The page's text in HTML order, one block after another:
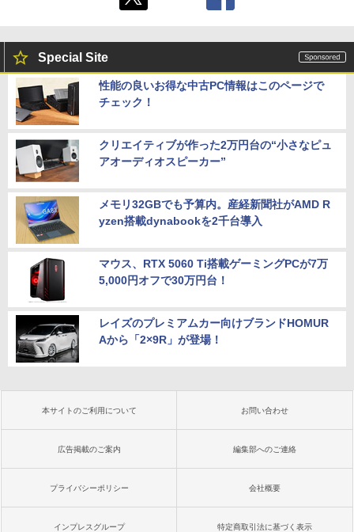
Special Site
性能の良いお得な中古PC情報はこのページで
チェック！
クリエイティブが作った2万円台の“小さなピュ
アオーディオスピーカー”
メモリ32GBでも予算内。産経新聞社がAMD R
yzen搭載dynabookを2千台導入
マウス、RTX 5060 Ti搭載ゲーミングPCが7万
5,000円オフで30万円台！
レイズのプレミアムカー向けブランドHOMUR
Aから「2×9R」が登場！
本サイトのご利用について お問い合わせ
広告掲載のご案内 編集部へのご連絡
プライバシーポリシー 会社概要
インプレスグループ 特定商取引法に基づく表示